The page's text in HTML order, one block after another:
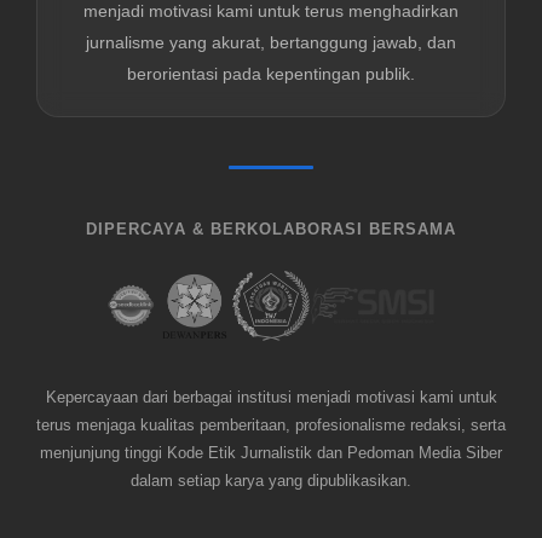
menjadi motivasi kami untuk terus menghadirkan
jurnalisme yang akurat, bertanggung jawab, dan
berorientasi pada kepentingan publik.
DIPERCAYA & BERKOLABORASI BERSAMA
Kepercayaan dari berbagai institusi menjadi motivasi kami untuk
terus menjaga kualitas pemberitaan, profesionalisme redaksi, serta
menjunjung tinggi Kode Etik Jurnalistik dan Pedoman Media Siber
dalam setiap karya yang dipublikasikan.